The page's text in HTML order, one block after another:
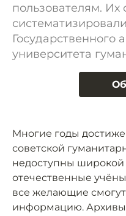
пользователям.
Государственного
университета
Многие годы
советской
недоступны широкой
отечественные
все желающие смогут
информацию. Архивы